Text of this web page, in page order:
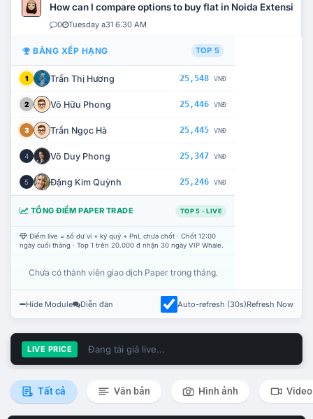
How can I compare options to buy flat in Noida Extension?
0 Tuesday a31 6:30 AM
BẢNG XẾP HẠNG TOP 5
1 Trần Thị Hương 25,548 VNĐ
2 Võ Hữu Phong 25,446 VNĐ
3 Trần Ngọc Hà 25,445 VNĐ
4 Võ Duy Phong 25,347 VNĐ
5 Đặng Kim Quỳnh 25,246 VNĐ
TỔNG ĐIỂM PAPER TRADE TOP 5 · LIVE
Điểm live = số dư ví + ký quỹ + PnL chưa chốt · Chốt 12:00
ngày cuối tháng · Top 1 trên 20.000 đ nhận 30 ngày VIP Whale.
Chưa có thành viên giao dịch Paper trong tháng.
Hide Module Diễn đàn Auto-refresh (30s)Refresh Now
LIVE PRICE Đang tải giá live...
Tất cả Văn bản Hình ảnh Video